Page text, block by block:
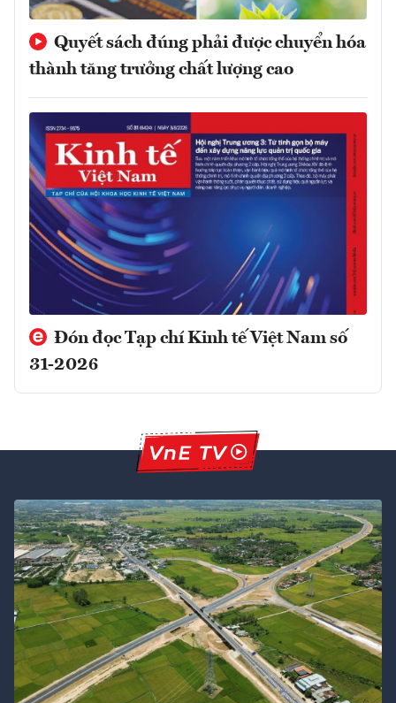
Quyết sách đúng phải được chuyển hóa
thành tăng trưởng chất lượng cao
Đón đọc Tạp chí Kinh tế Việt Nam số
31-2026